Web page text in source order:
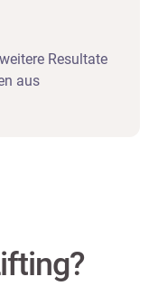
Resultate
aus